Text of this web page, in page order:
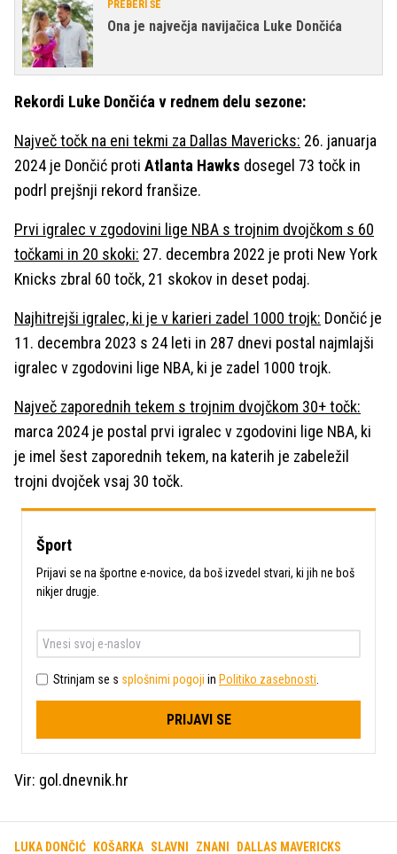
PREBERI ŠE
Ona je največja navijačica Luke Dončića
Rekordi Luke Dončića v rednem delu sezone:
Največ točk na eni tekmi za Dallas Mavericks: 26. januarja
2024 je Dončić proti Atlanta Hawks dosegel 73 točk in
podrl prejšnji rekord franšize.
Prvi igralec v zgodovini lige NBA s trojnim dvojčkom s 60
točkami in 20 skoki: 27. decembra 2022 je proti New York
Knicks zbral 60 točk, 21 skokov in deset podaj.
Najhitrejši igralec, ki je v karieri zadel 1000 trojk: Dončić je
11. decembra 2023 s 24 leti in 287 dnevi postal najmlajši
igralec v zgodovini lige NBA, ki je zadel 1000 trojk.
Največ zaporednih tekem s trojnim dvojčkom 30+ točk:
marca 2024 je postal prvi igralec v zgodovini lige NBA, ki
je imel šest zaporednih tekem, na katerih je zabeležil
trojni dvojček vsaj 30 točk.
Šport
Prijavi se na športne e-novice, da boš izvedel stvari, ki jih ne boš
nikjer drugje.
Strinjam se s splošnimi pogoji in Politiko zasebnosti
PRIJAVI SE
Vir: gol.dnevnik.hr
LUKA DONČIĆ KOŠARKA SLAVNI ZNANI DALLAS MAVERICKS